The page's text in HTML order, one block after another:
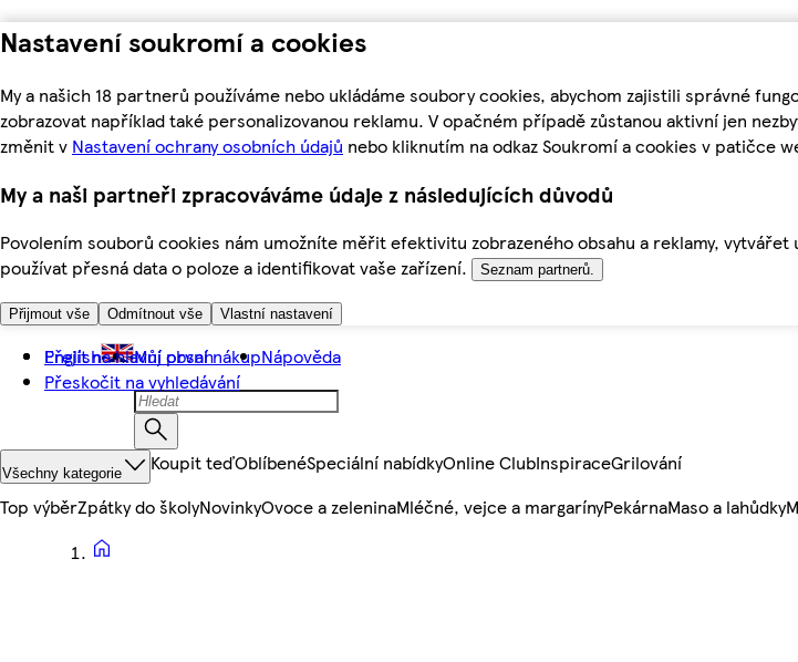
Nastavení soukromí a cookies
My a našich 18 partnerů používáme nebo ukládáme soubory cookies, abychom zajistili správné
zobrazovat například také personalizovanou reklamu. V opačném případě zůstanou aktivní jen
změnit v Nastavení ochrany osobních údajů nebo kliknutím na odkaz Soukromí a cookies v patičce
My a naši partneři zpracováváme údaje z následujících důvodů
Povolením souborů cookies nám umožníte měřit efektivitu zobrazeného obsahu a reklamy,
používat přesná data o poloze a identifikovat vaše zařízení.
Seznam partnerů.
Přijmout vše Odmítnout vše Vlastní nastavení
Přejít na hlavní obsah
Přeskočit na vyhledávání
English Můj první nákupNápověda
Všechny kategorie Koupit teďOblíbenéSpeciální nabídkyOnline ClubInspiraceGrilování
Top výběrZpátky do školyNovinkyOvoce a zeleninaMléčné, vejce a margarínyPekárnaMaso a lahůdky